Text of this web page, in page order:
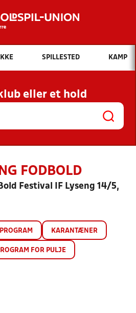
Hvad vil du søge efter?
INDHOLD OG NYHEDER
KLUBBER OG
HOLD
SPILLESTED KAMP
eller et hold
FODBOLD
Festival IF Lyseng 14/5,
KARANTÆNER
FOR PULJE